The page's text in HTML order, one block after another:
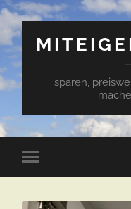
sparen,
Mobile-
Menü